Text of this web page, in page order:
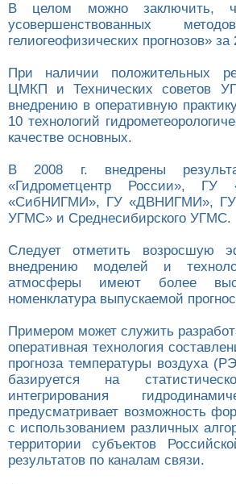
В целом можно заключить,
усовершенствованных
гелиогеофизических прогнозов»
При наличии положительных
ЦМКП и Технических советов
внедрению в оперативную
10 технологий
качестве основных.
В 2008 г. внедрены
«Гидрометцентр России»,
«СибНИГМИ», ГУ «ДВНИГМИ», ГУ
УГМС» и Среднесибирского УГМС.
Следует отметить возросшую
внедрению моделей и
атмосферы имеют более
номенклатура выпускаемой
Примером может служить
оперативная технология
прогноза температуры воздуха
базируется на
интегрирования
предусматривает возможность
с использованием различных
территории субъектов
результатов по каналам связи.